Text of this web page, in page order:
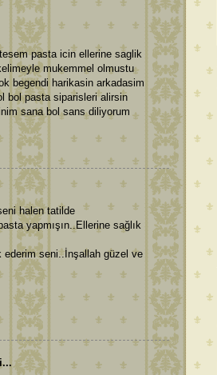
pasta icin ellerine saglik
mukemmel olmustu
begendi harikasin arkadasim
bol pasta siparisleri alirsin
sana bol sans diliyorum
halen tatilde
yapmışın..Ellerine sağlık
ederim seni..İnşallah güzel ve